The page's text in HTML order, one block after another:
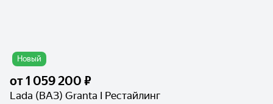
Новый
от1 059 200 ₽
Lada (ВАЗ) Granta I Рестайлинг